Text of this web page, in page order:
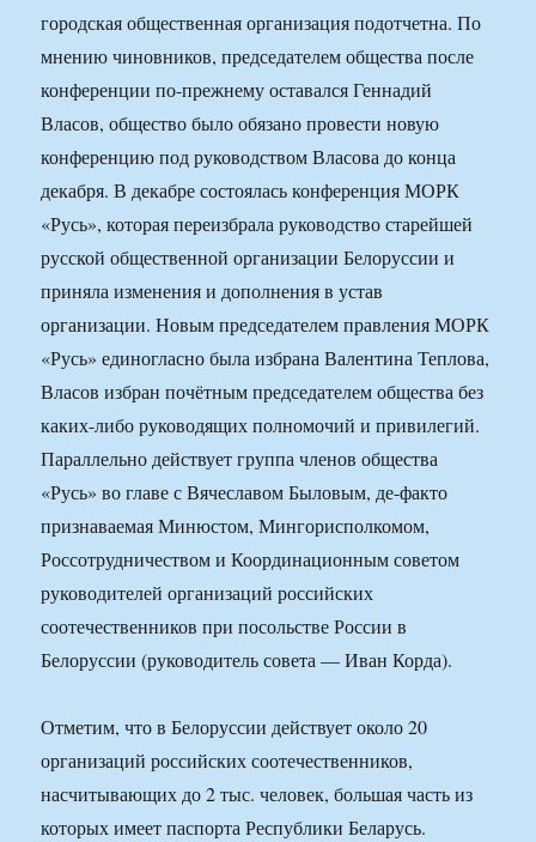
городская общественная организация подотчетна. По
мнению чиновников, председателем общества после
конференции по-прежнему оставался Геннадий
Власов, общество было обязано провести новую
конференцию под руководством Власова до конца
декабря. В декабре состоялась конференция МОРК
«Русь», которая переизбрала руководство старейшей
русской общественной организации Белоруссии и
приняла изменения и дополнения в устав
организации. Новым председателем правления МОРК
«Русь» единогласно была избрана Валентина Теплова,
Власов избран почётным председателем общества без
каких-либо руководящих полномочий и привилегий.
Параллельно действует группа членов общества
«Русь» во главе с Вячеславом Быловым, де-факто
признаваемая Минюстом, Мингорисполкомом,
Россотрудничеством и Координационным советом
руководителей организаций российских
соотечественников при посольстве России в
Белоруссии (руководитель совета — Иван Корда).
Отметим, что в Белоруссии действует около 20
организаций российских соотечественников,
насчитывающих до 2 тыс. человек, большая часть из
которых имеет паспорта Республики Беларусь.